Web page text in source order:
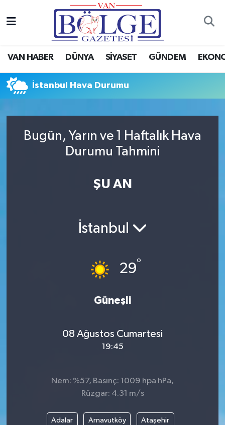
VAN HABER DÜNYA SİYASET GÜNDEM
İstanbul Hava Durumu
Bugün, Yarın ve 1 Haftalık Hava
Durumu Tahmini
ŞU AN
İstanbul
29°
Güneşli
08 Ağustos Cumartesi
19:45
Nem: %57, Basınç: 1009 hpa hPa,
Rüzgar: 4.31 m/s
Adalar Arnavutköy Ataşehir
Van Haber
Gündem
Spor
Ekonomi
Hava Durumu
Puan Durumu ve Fikstür
Tüm Manşetler
Son Dakika Haberleri